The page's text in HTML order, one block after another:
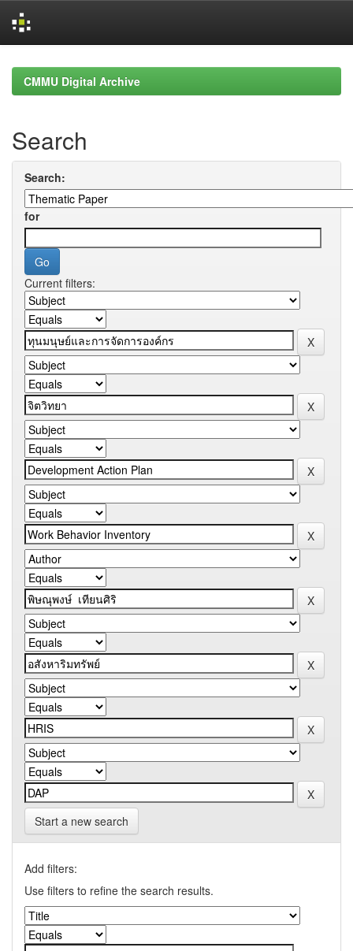
navigationCMMU Digital Archive
Search
Search:
for
Current filters:
Start a new search
Add filters:
Use filters to refine the search results.